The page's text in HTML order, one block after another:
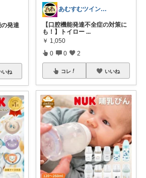
発達
いね
あむすむツインズ|おすすめ双子育児グッズ
【口腔機能発達不全症の対策に
も！】トイロー ...
￥ 1,050
0 0 2
コレ いいね